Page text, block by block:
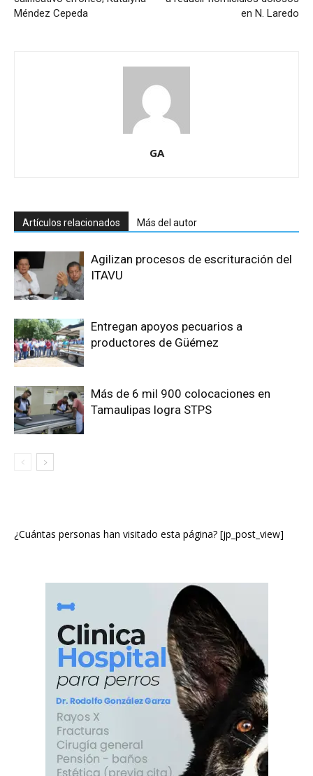
Méndez Cepeda
en N. Laredo
GA
Artículos relacionados Más del autor
Agilizan procesos de escrituración del
ITAVU
Entregan apoyos pecuarios a
productores de Güémez
Más de 6 mil 900 colocaciones en
Tamaulipas logra STPS
¿Cuántas personas han visitado esta página? [jp_post_view]